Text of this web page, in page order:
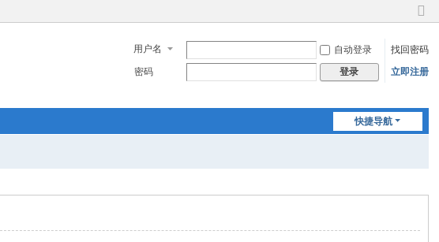
切
到
窄
用户名 自动登录
找回密码
密码
登录 立即注册
快捷导航